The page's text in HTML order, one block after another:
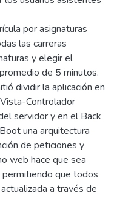
por asignaturas
las carreras
y elegir el
de 5 minutos.
dividir la aplicación en
Controlador
servidor y en el Back
una arquitectura
de peticiones y
web hace que sea
que todos
a través de